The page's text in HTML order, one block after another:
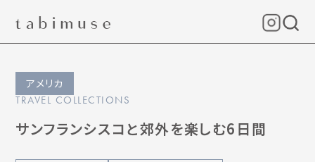
アメリカ
TRAVEL COLLECTIONS
サンフランシスコと郊外を楽しむ6日間